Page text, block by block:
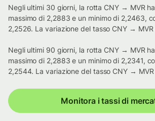
Negli ultimi 30 giorni, la rotta CNY → MVR
massimo di 2,2883 e un minimo di 2,2463,
2,2526. La variazione del tasso CNY →
Negli ultimi 90 giorni, la rotta CNY → MVR
massimo di 2,2883 e un minimo di 2,2341,
2,2544. La variazione del tasso CNY →
Monitora i tassi di